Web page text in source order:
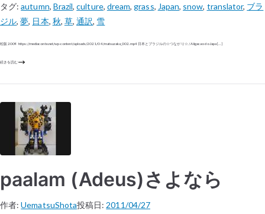
タグ:autumn, Brazil,culture, dream,grass, Japan, snow, translator, ブラ
ジル,夢, 日本, 秋, 草,通訳, 雪
松阪 2009 https://mediaconte.net/wp-content/uploads/2021/04/matsuzaka_002.mp4 日本とブラジルの☆つながり☆ / A ligacao do Japa […]
続きを読む
paalam (Adeus)さよなら
作者:UematsuShota投稿日: 2011/04/27